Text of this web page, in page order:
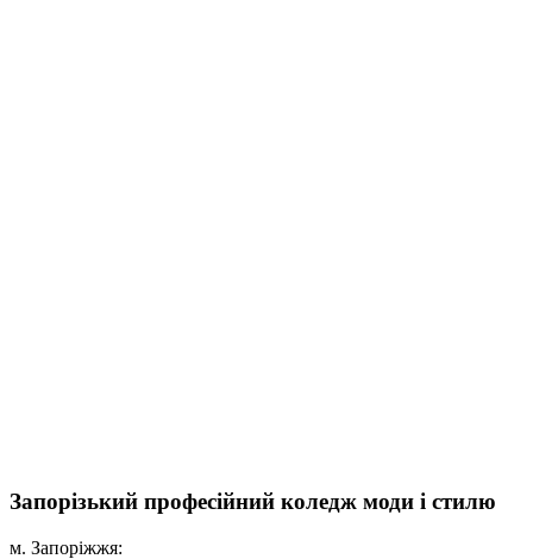
Запорізький професійний коледж моди і стилю
м. Запоріжжя: